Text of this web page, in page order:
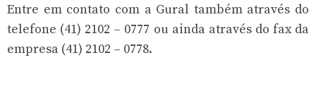
Entre em contato com a Gural também através do
telefone (41) 2102 – 0777 ou ainda através do fax da
empresa (41) 2102 – 0778.